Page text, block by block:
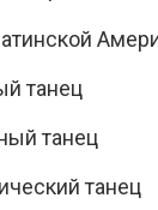
танец
танец
танец